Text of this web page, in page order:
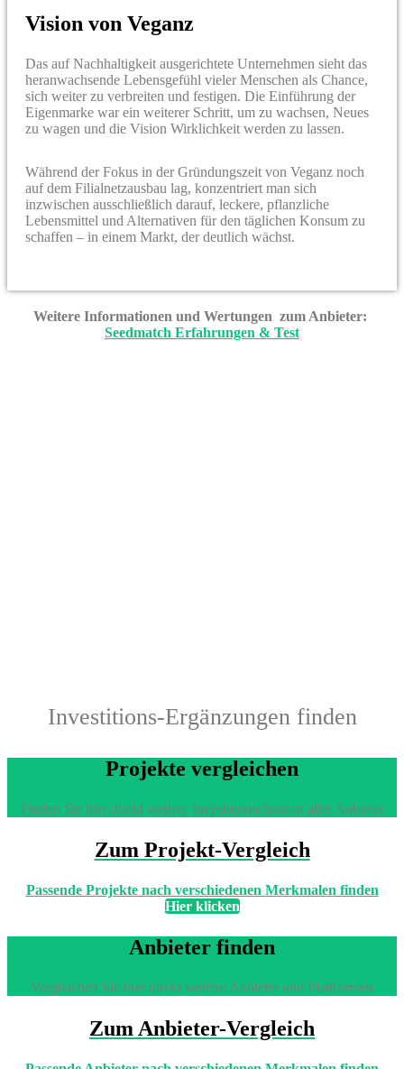
Vision von Veganz
Das auf Nachhaltigkeit ausgerichtete Unternehmen sieht das
heranwachsende Lebensgefühl vieler Menschen als Chance,
sich weiter zu verbreiten und festigen. Die Einführung der
Eigenmarke war ein weiterer Schritt, um zu wachsen, Neues
zu wagen und die Vision Wirklichkeit werden zu lassen.
Während der Fokus in der Gründungszeit von Veganz noch
auf dem Filialnetzausbau lag, konzentriert man sich
inzwischen ausschließlich darauf, leckere, pflanzliche
Lebensmittel und Alternativen für den täglichen Konsum zu
schaffen – in einem Markt, der deutlich wächst.
Weitere Informationen und Wertungen zum Anbieter:
Seedmatch Erfahrungen & Test
Investitions-Ergänzungen finden
Projekte vergleichen
Finden Sie hier direkt weitere Investitionschancen aller Anbieter
Zum Projekt-Vergleich
Passende Projekte nach verschiedenen Merkmalen finden
Hier klicken
Anbieter finden
Vergleichen Sie hier direkt weitere Anbieter und Plattformen
Zum Anbieter-Vergleich